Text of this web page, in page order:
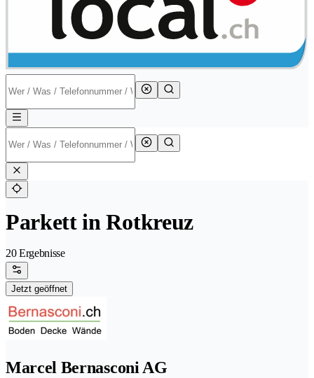
Parkett in Rotkreuz
20 Ergebnisse
Jetzt geöffnet
Marcel Bernasconi AG